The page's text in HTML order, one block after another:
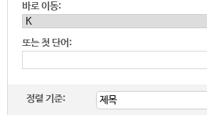
바로 이동:
또는 첫 단어:
정렬 기준: